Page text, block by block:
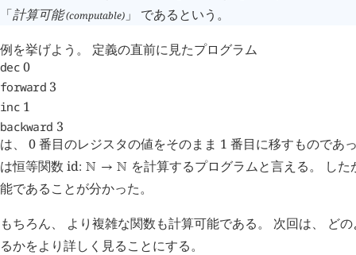
「計算可能(computable) 」 であるという。
例を挙げよう。 定義の直前に見たプログラム
dec 0
forward 3
inc 1
backward 3
は、 0 番目のレジスタの値をそのまま 1 番目に移すものであ
は恒等関数 id: 󱀍 → 󱀍 を計算するプログラムと言える。 し
能であることが分かった。
もちろん、 より複雑な関数も計算可能である。 次回は、 ど
るかをより詳しく見ることにする。